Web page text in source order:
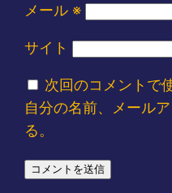
メール ※
サイト
次回のコメントで
自分の名前、メール
る。